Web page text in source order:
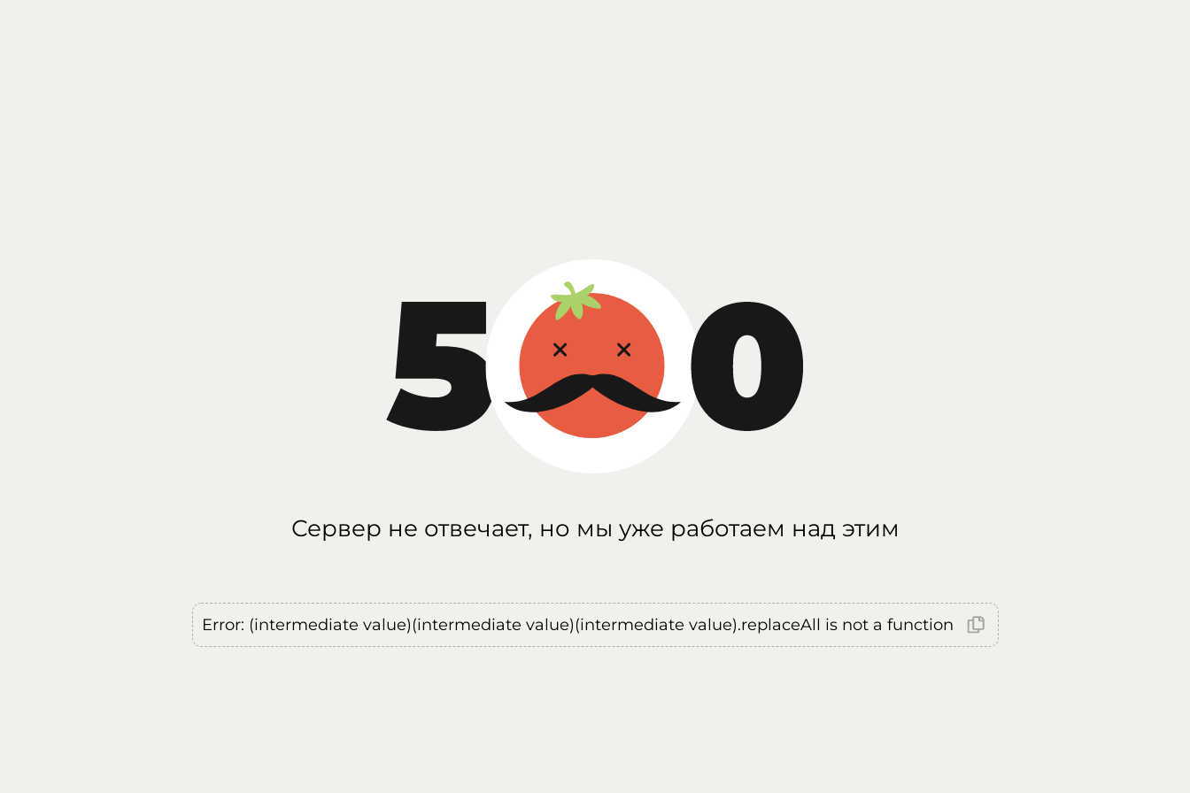
Сервер не отвечает, но мы уже работаем над этим
Error: (intermediate value)(intermediate value)(intermediate value).replaceAll is not a function